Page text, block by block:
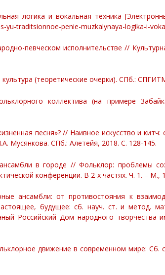
логика и вокальная техника
yu-traditsionnoe-penie-muzkalynaya-logika-i-
певческом исполнительстве //
(теоретические очерки). СПб.:
коллектива (на примере
песня»? // Наивное искусство и
Мусянкова. СПб.: Алетейя, 2018. С. 128-145.
в городе // Фольклор: проблемы
конференции. В 2-х частях. Ч. 1. – М.,
ансамбли: от противостояния к
будущее: сб. науч. ст. и метод.
Российский Дом народного творчества
движение в современном мире: Сб.